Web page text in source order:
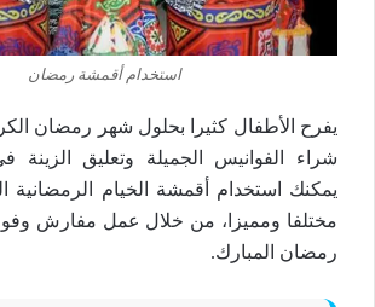
استخدام أقمشة رمضان
يفرح الأطفال كثيرا بحلول شهر رمضان
شراء الفوانيس الجميلة وتعليق الزينة
يمكنك استخدام أقمشة الخيام الرمضانية
مختلفا ومميزا، من خلال عمل مفارش
رمضان المبارك.